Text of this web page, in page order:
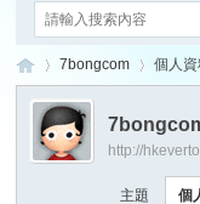
›
7bongcom 個人
http://
主題 個